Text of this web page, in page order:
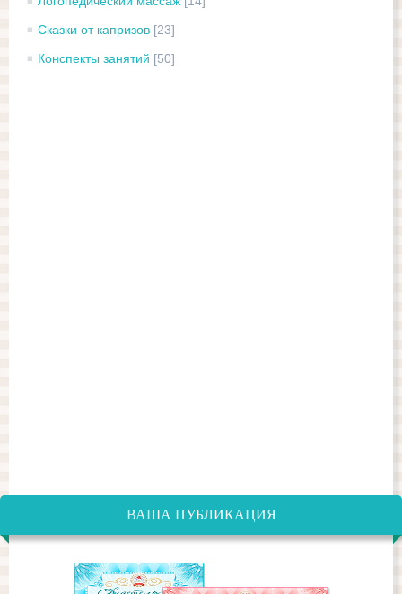
Сказки от капризов [23]
Конспекты занятий [50]
ВАША ПУБЛИКАЦИЯ